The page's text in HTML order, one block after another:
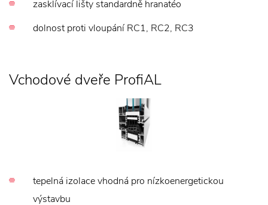
zasklívací lišty standardně hranatéo
dolnost proti vloupání RC1, RC2, RC3
Vchodové dveře ProfiAL
tepelná izolace vhodná pro nízkoenergetickou
výstavbu